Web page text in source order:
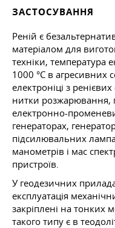
ЗАСТОСУВАННЯ
Реній є
матеріалом для
техніки, температура
1000 °C в агресивних
електроніці з
нитки розжарювання,
електронно-
генераторах,
підсилювальних
манометрів і мас
пристроїв.
У геодезичних
експлуатація
закріплені на тонких
такого типу є в